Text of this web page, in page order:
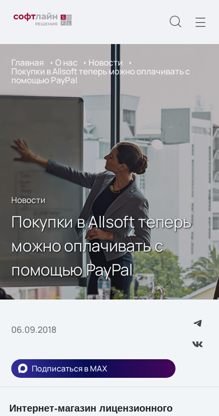
Главная О нас Новости
Покупки в Allsoft теперь можно оплачивать с
помощью PayPal
Новости
Покупки в Allsoft теперь
можно оплачивать с
помощью PayPal
06.09.2018
Подписаться в MAX
Интернет-магазин лицензионного